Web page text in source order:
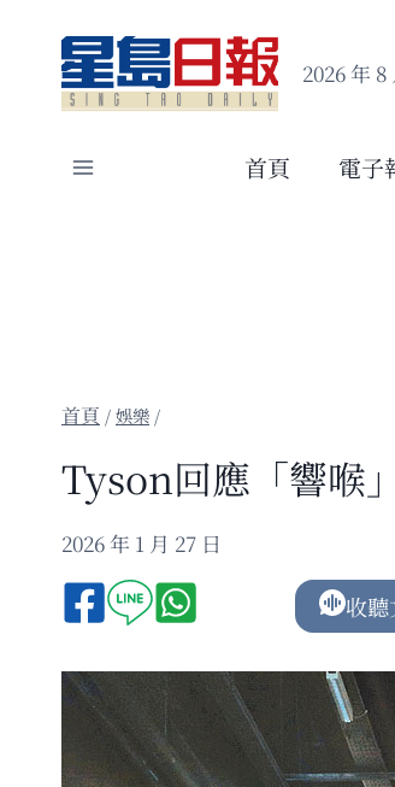
content
2026 年 8
首頁 電子
/娛樂 /
Tyson回應「響喉
2026 年 1 月 27 日
收